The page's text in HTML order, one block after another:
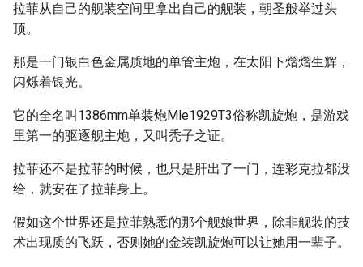
拉菲从自己的舰装空间里拿出自己的舰装，朝圣般举过头
顶。
那是一门银白色金属质地的单管主炮，在太阳下熠熠生辉，
闪烁着银光。
它的全名叫1386mm单装炮Mle1929T3俗称凯旋炮，是游戏
里第一的驱逐舰主炮，又叫秃子之证。
拉菲还不是拉菲的时候，也只是肝出了一门，连彩克拉都没
给，就安在了拉菲身上。
假如这个世界还是拉菲熟悉的那个舰娘世界，除非舰装的技
术出现质的飞跃，否则她的金装凯旋炮可以让她用一辈子。